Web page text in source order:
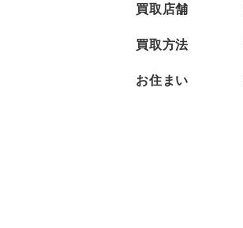
買取店舗
買取方法
お住まい